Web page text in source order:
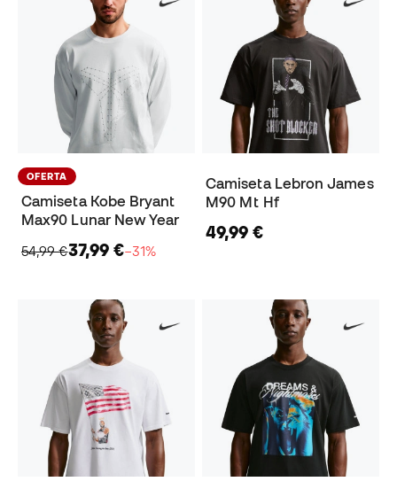
OFERTA
Camiseta Kobe Bryant
Max90 Lunar New Year
54,99 €37,99 €−31%
Camiseta Lebron James
M90 Mt Hf
49,99 €